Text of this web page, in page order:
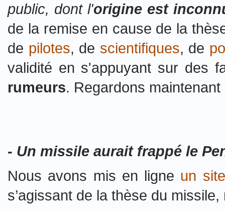
public, dont l'origine est
de la remise en cause de la
de pilotes, de scientifiques, de
validité en s'appuyant sur des
rumeurs. Regardons
- Un missile aurait frappé le
Nous avons mis en ligne un
s’agissant de la thèse du